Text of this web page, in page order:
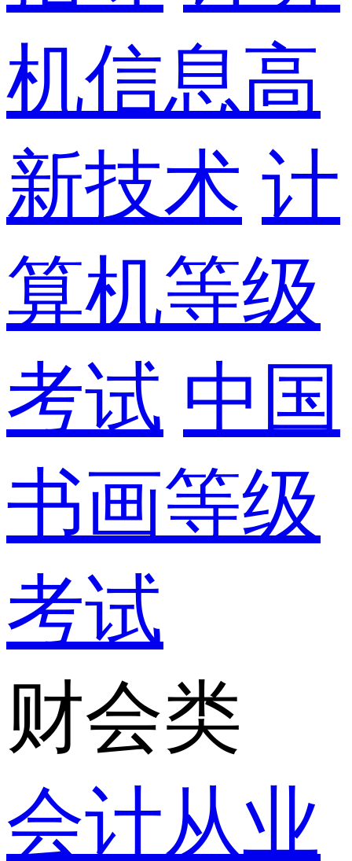
机信息高
新技术 计
算机等级
考试 中国
书画等级
考试
财会类
会计从业